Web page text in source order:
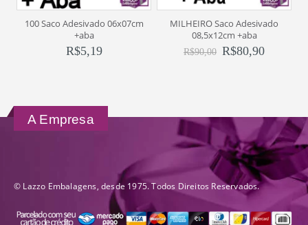
100 Saco Adesivado 06x07cm
+aba
R$5,19
MILHEIRO Saco Adesivado
08,5x12cm +aba
R$90,00 R$80,90
A Empresa
© Lazzo Embalagens, desde 1975. Todos Direitos Reservados.